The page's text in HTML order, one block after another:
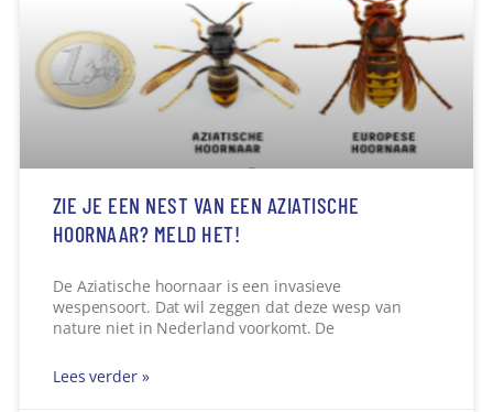
ZIE JE EEN NEST VAN EEN AZIATISCHE
HOORNAAR? MELD HET!
De Aziatische hoornaar is een invasieve
wespensoort. Dat wil zeggen dat deze wesp van
nature niet in Nederland voorkomt. De
Lees verder »